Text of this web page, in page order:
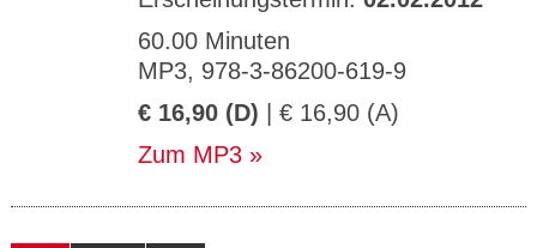
60.00 Minuten
MP3, 978-3-86200-619-9
€ 16,90 (D) | € 16,90 (A)
Zum MP3